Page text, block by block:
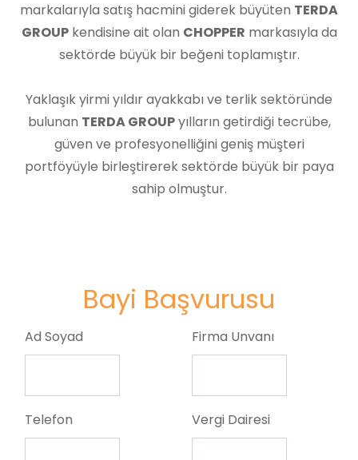
markalarıyla satış hacmini giderek büyüten TERDA
GROUPkendisine ait olan CHOPPER markasıyla da
sektörde büyük bir beğeni toplamıştır.
Yaklaşık yirmi yıldır ayakkabı ve terlik sektöründe
bulunan TERDA GROUPyılların getirdiği tecrübe,
güven ve profesyonelliğini geniş müşteri
portföyüyle birleştirerek sektörde büyük bir paya
sahip olmuştur.
Bayi Başvurusu
Ad Soyad
Telefon
Firma Unvanı
Vergi Dairesi